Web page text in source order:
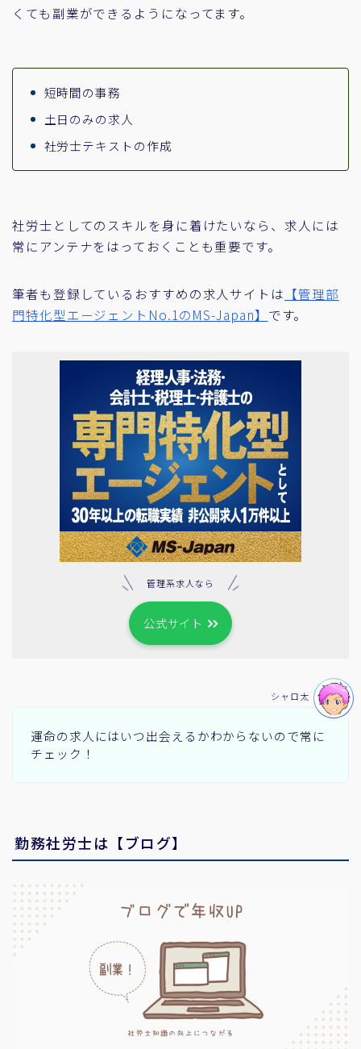
くても副業ができるようになってます。
短時間の事務
土日のみの求人
社労士テキストの作成
社労士としてのスキルを身に着けたいなら、求人には
常にアンテナをはっておくことも重要です。
筆者も登録しているおすすめの求人サイトは 【管理部
門特化型エージェントNo.1のMS-Japan】 です。
管理系求人なら
公式サイト
運命の求人にはいつ出会えるかわからないので常に
チェック！
シャロ太
勤務社労士は【ブログ】